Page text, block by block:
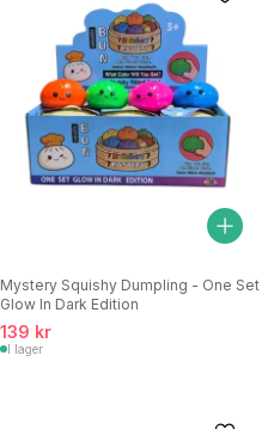
Mystery Squishy Dumpling - One Set
Glow In Dark Edition
139 kr
I lager